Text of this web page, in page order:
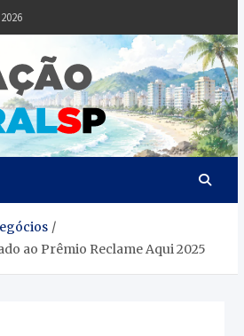
Litoral
Notícias da
Baixada Santista
ao Prêmio Reclame Aqui 2025